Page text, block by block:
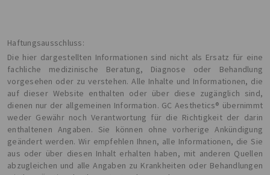
Haftungsausschluss:
Die hier dargestellten Informationen sind nicht als Ersatz für eine
fachliche medizinische Beratung, Diagnose oder Behandlung
vorgesehen oder zu verstehen. Alle Inhalte und Informationen, die
auf dieser Website enthalten oder über diese zugänglich sind,
dienen nur der allgemeinen Information. GC Aesthetics® übernimmt
weder Gewähr noch Verantwortung für die Richtigkeit der darin
enthaltenen Angaben. Sie können ohne vorherige Ankündigung
geändert werden. Wir empfehlen Ihnen, alle Informationen, die Sie
aus oder über diesen Inhalt erhalten haben, mit anderen Quellen
abzugleichen und alle Angaben zu Krankheiten oder Behandlungen